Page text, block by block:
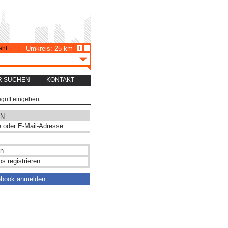
SUCHEN KONTAKT
Umkreis: 25 km
registrieren
anmelden